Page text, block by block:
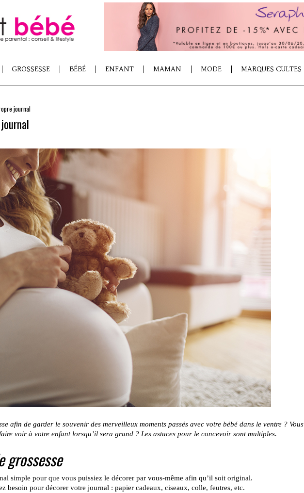
GROSSESSE BÉBÉ ENFANT MAMAN MODE MARQUES CULTES
journal
afin de garder le souvenir des merveilleux moments passés avec votre bébé dans le ventre ? Vous
voir à votre enfant lorsqu’il sera grand ? Les astuces pour le concevoir sont multiples.
grossesse
simple pour que vous puissiez le décorer par vous-même afin qu’il soit original.
besoin pour décorer votre journal : papier cadeaux, ciseaux, colle, feutres, etc.